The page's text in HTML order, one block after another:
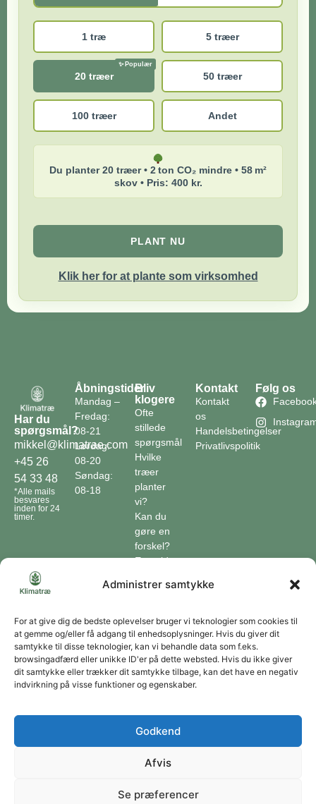
Administrer samtykke
For at give dig de bedste oplevelser bruger vi teknologier som cookies til
at gemme og/eller få adgang til enhedsoplysninger. Hvis du giver dit
samtykke til disse teknologier, kan vi behandle data som f.eks.
browsingadfærd eller unikke ID'er på dette websted. Hvis du ikke giver
dit samtykke eller trækker dit samtykke tilbage, kan det have en negativ
indvirkning på visse funktioner og egenskaber.
Godkend
Afvis
Se præferencer
1 træ 5 træer
20 træer 50 træer
100 træer Andet
Du planter 20 træer • 2 ton CO₂ mindre • 58 m²
skov • Pris: 400 kr.
PLANT NU
Klik her for at plante som virksomhed
Har du
spørgsmål?
mikkel@klimatrae.com
+45 26
54 33 48
*Alle mails
besvares
inden for 24
timer.
Åbningstider
Mandag –
Fredag:
08-21
Lørdag:
08-20
Søndag:
08-18
Bliv
klogere
Ofte
stillede
spørgsmål
Hvilke
træer
planter
vi?
Kan du
gøre en
forskel?
En guide
Klimaordbogen
optager
træer
co2?
Kontakt
Kontakt
os
Handelsbetingelser
Privatlivspolitik
Følg os
Forbliv forbundet
Du kan til enhver tid afmelde dig ved at bruge linket i vores nyhedsbrev. Jeg accepterer
at modtage dine nyhedsbreve og accepterer databeskyttelseserklæringen.